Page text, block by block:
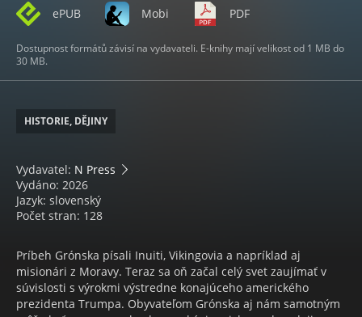
ePUB Mobi PDF
Dostupnost formátů závisí na vydavateli. E-knihy mají velikost od 1 MB do
30 MB.
HISTORIE, DĚJINY
Vydavatel: N Press
Vydáno: 2026
Jazyk: slovenský
Počet stran: 128
Príbeh Grónska písali Inuiti, Vikingovia a napríklad aj
misionári z Moravy. Teraz sa oň začal celý svet zaujímať v
súvislosti s výrokmi výstredne konajúceho amerického
prezidenta Trumpa. Obyvateľom Grónska aj nám samotným